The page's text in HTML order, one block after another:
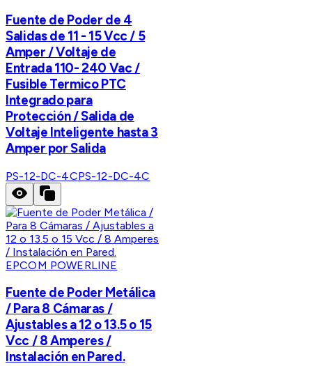
Fuente de Poder de 4
Salidas de 11 - 15 Vcc / 5
Amper / Voltaje de
Entrada 110- 240 Vac /
Fusible Termico PTC
Integrado para
Protección / Salida de
Voltaje Inteligente hasta 3
Amper por Salida
PS-12-DC-4CPS-12-DC-4C
EPCOM POWERLINE
Fuente de Poder Metálica
/ Para 8 Cámaras /
Ajustables a 12 o 13.5 o 15
Vcc / 8 Amperes /
Instalación en Pared.